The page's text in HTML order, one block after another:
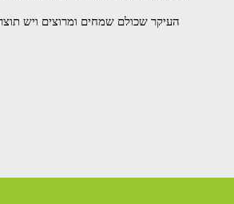
העיקר שכולם שמחים ומרוצים ויש